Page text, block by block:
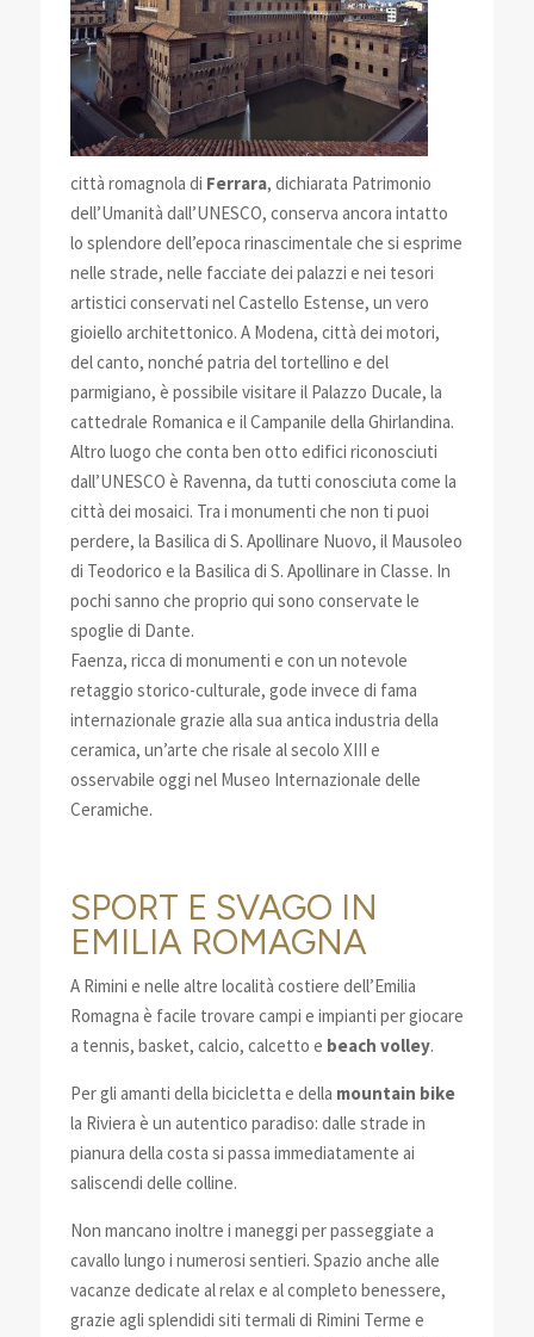
città romagnola di Ferrara, dichiarata Patrimonio
dell’Umanità dall’UNESCO, conserva ancora intatto
lo splendore dell’epoca rinascimentale che si esprime
nelle strade, nelle facciate dei palazzi e nei tesori
artistici conservati nel Castello Estense, un vero
gioiello architettonico. A Modena, città dei motori,
del canto, nonché patria del tortellino e del
parmigiano, è possibile visitare il Palazzo Ducale, la
cattedrale Romanica e il Campanile della Ghirlandina.
Altro luogo che conta ben otto edifici riconosciuti
dall’UNESCO è Ravenna, da tutti conosciuta come la
città dei mosaici. Tra i monumenti che non ti puoi
perdere, la Basilica di S. Apollinare Nuovo, il Mausoleo
di Teodorico e la Basilica di S. Apollinare in Classe. In
pochi sanno che proprio qui sono conservate le
spoglie di Dante.
Faenza, ricca di monumenti e con un notevole
retaggio storico-culturale, gode invece di fama
internazionale grazie alla sua antica industria della
ceramica, un’arte che risale al secolo XIII e
osservabile oggi nel Museo Internazionale delle
Ceramiche.
SPORT E SVAGO IN
EMILIA ROMAGNA
A Rimini e nelle altre località costiere dell’Emilia
Romagna è facile trovare campi e impianti per giocare
a tennis, basket, calcio, calcetto e beach volley.
Per gli amanti della bicicletta e della mountain bike
la Riviera è un autentico paradiso: dalle strade in
pianura della costa si passa immediatamente ai
saliscendi delle colline.
Non mancano inoltre i maneggi per passeggiate a
cavallo lungo i numerosi sentieri. Spazio anche alle
vacanze dedicate al relax e al completo benessere,
grazie agli splendidi siti termali di Rimini Terme e